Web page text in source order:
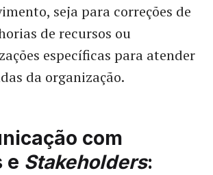
seja para correções de
de recursos ou
específicas para atender
da organização.
com
e Stakeholders: